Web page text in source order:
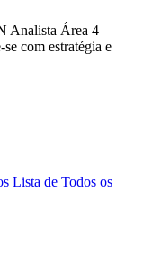
Analista Área 4
com estratégia e
Lista de Todos os